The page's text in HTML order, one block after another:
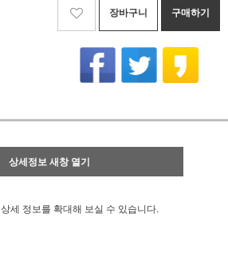
장바구니 구매하기
상세정보 새창 열기
상세 정보를 확대해 보실 수 있습니다.